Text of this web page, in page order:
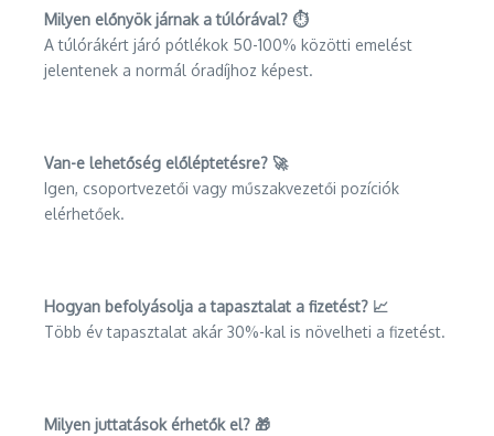
Milyen előnyök járnak a túlórával? ⏱️
A túlórákért járó pótlékok 50-100% közötti emelést
jelentenek a normál óradíjhoz képest.
Van-e lehetőség előléptetésre? 🚀
Igen, csoportvezetői vagy műszakvezetői pozíciók
elérhetőek.
Hogyan befolyásolja a tapasztalat a fizetést? 📈
Több év tapasztalat akár 30%-kal is növelheti a fizetést.
Milyen juttatások érhetők el? 🎁